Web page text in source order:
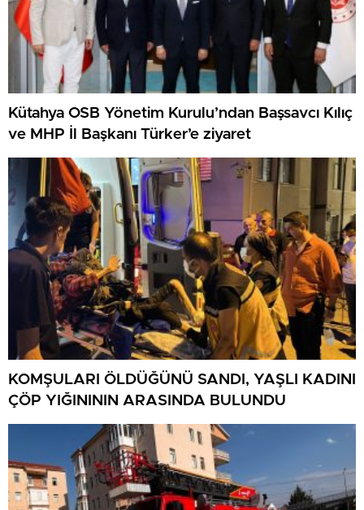
Kütahya OSB Yönetim Kurulu’ndan Başsavcı Kılıç
ve MHP İl Başkanı Türker’e ziyaret
KOMŞULARI ÖLDÜĞÜNÜ SANDI, YAŞLI KADINI
ÇÖP YIĞINININ ARASINDA BULUNDU